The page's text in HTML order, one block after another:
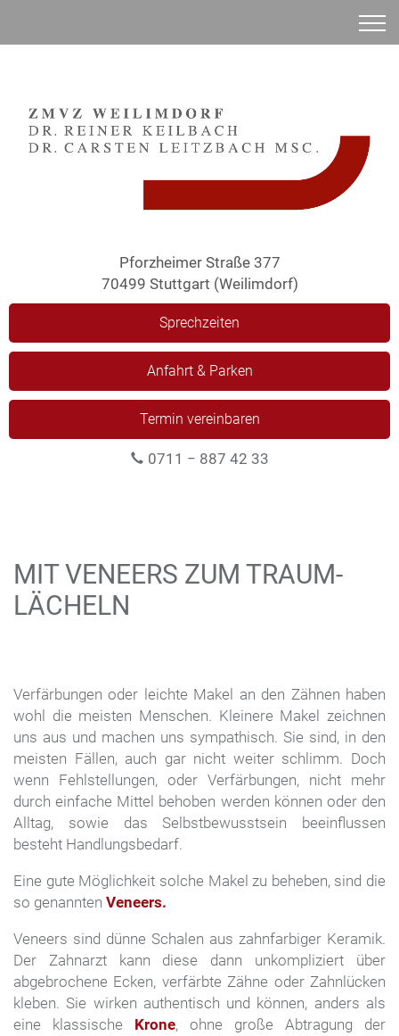
Pforzheimer Straße 377
70499 Stuttgart (Weilimdorf)
Sprechzeiten
Anfahrt & Parken
Termin vereinbaren
0711 − 887 42 33
MIT VENEERS ZUM TRAUM-
LÄCHELN
Verfärbungen oder leichte Makel an den Zähnen haben
wohl die meisten Menschen. Kleinere Makel zeichnen
uns aus und machen uns sympathisch. Sie sind, in den
meisten Fällen, auch gar nicht weiter schlimm. Doch
wenn Fehlstellungen, oder Verfärbungen, nicht mehr
durch einfache Mittel behoben werden können oder den
Alltag, sowie das Selbstbewusstsein beeinflussen
besteht Handlungsbedarf.
Eine gute Möglichkeit solche Makel zu beheben, sind die
so genannten Veneers.
Veneers sind dünne Schalen aus zahnfarbiger Keramik.
Der Zahnarzt kann diese dann unkompliziert über
abgebrochene Ecken, verfärbte Zähne oder Zahnlücken
kleben. Sie wirken authentisch und können, anders als
eine klassische Krone, ohne große Abtragung der